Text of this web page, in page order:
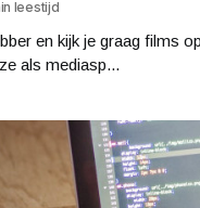
leestijd
en kijk je graag films
als mediasp...